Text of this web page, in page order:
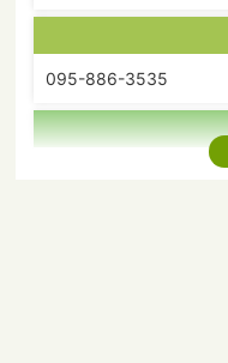
095-886-3535